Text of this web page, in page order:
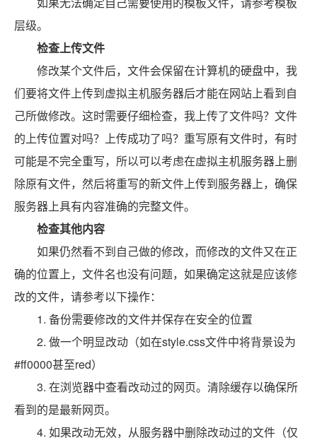
层级。
检查上传文件
修改某个文件后，文件会保留在计算机的硬盘中，我
们要将文件上传到虚拟主机服务器后才能在网站上看到自
己所做修改。这时需要仔细检查，我上传了文件吗？文件
的上传位置对吗？上传成功了吗？重写原有文件时，有时
可能是不完全重写，所以可以考虑在虚拟主机服务器上删
除原有文件，然后将重写的新文件上传到服务器上，确保
服务器上具有内容准确的完整文件。
检查其他内容
如果仍然看不到自己做的修改，而修改的文件又在正
确的位置上，文件名也没有问题，如果确定这就是应该修
改的文件，请参考以下操作：
1. 备份需要修改的文件并保存在安全的位置
2. 做一个明显改动（如在style.css文件中将背景设为
#ff0000甚至red）
3. 在浏览器中查看改动过的网页。清除缓存以确保所
看到的是最新网页。
4. 如果改动无效，从服务器中删除改动过的文件（仅